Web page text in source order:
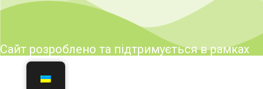
Сайт розроблено та підтримується в рамках
реалізації заходів Програми розвитку туризму
і курортів у Закарпатській області